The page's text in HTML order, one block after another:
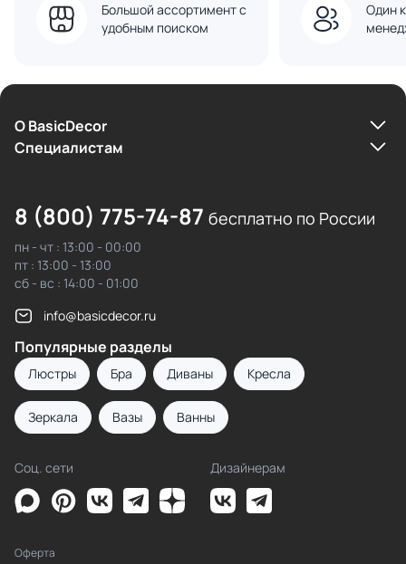
Большой ассортимент с
удобным поиском
Один
О BasicDecor
Cпециалистам
8 (800) 775-74-87 бесплатно по России
пн - чт : 13:00 - 00:00
пт : 13:00 - 13:00
сб - вс : 14:00 - 01:00
info@basicdecor.ru
Популярные разделы
Люстры Бра Диваны Кресла
Зеркала Вазы Ванны
Соц. сети Дизайнерам
Оферта